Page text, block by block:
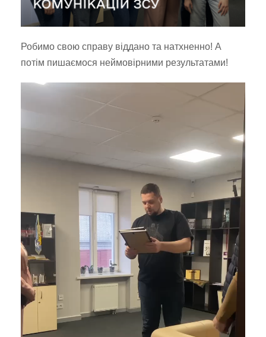
Робимо свою справу віддано та натхненно! А
потім пишаємося неймовірними результатами!